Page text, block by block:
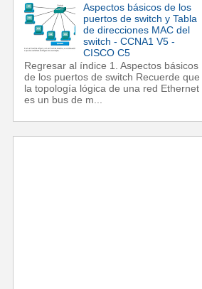
Aspectos básicos de los
puertos de switch y Tabla
de direcciones MAC del
switch - CCNA1 V5 -
CISCO C5
Regresar al índice 1. Aspectos básicos
de los puertos de switch Recuerde que
la topología lógica de una red Ethernet
es un bus de m...